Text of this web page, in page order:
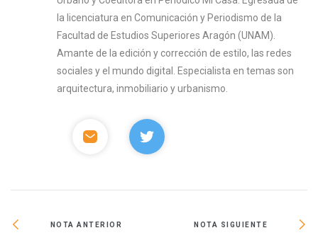
la licenciatura en Comunicación y Periodismo de la
Facultad de Estudios Superiores Aragón (UNAM).
Amante de la edición y corrección de estilo, las redes
sociales y el mundo digital. Especialista en temas son
arquitectura, inmobiliario y urbanismo.
NOTA ANTERIOR NOTA SIGUIENTE